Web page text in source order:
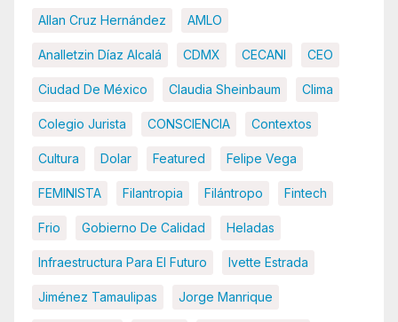
Allan Cruz Hernández AMLO
Analletzin Díaz Alcalá CDMX CECANI CEO
Ciudad De México Claudia Sheinbaum Clima
Colegio Jurista CONSCIENCIA Contextos
Cultura Dolar Featured Felipe Vega
FEMINISTA Filantropia Filántropo Fintech
Frio Gobierno De Calidad Heladas
Infraestructura Para El Futuro Ivette Estrada
Jiménez Tamaulipas Jorge Manrique